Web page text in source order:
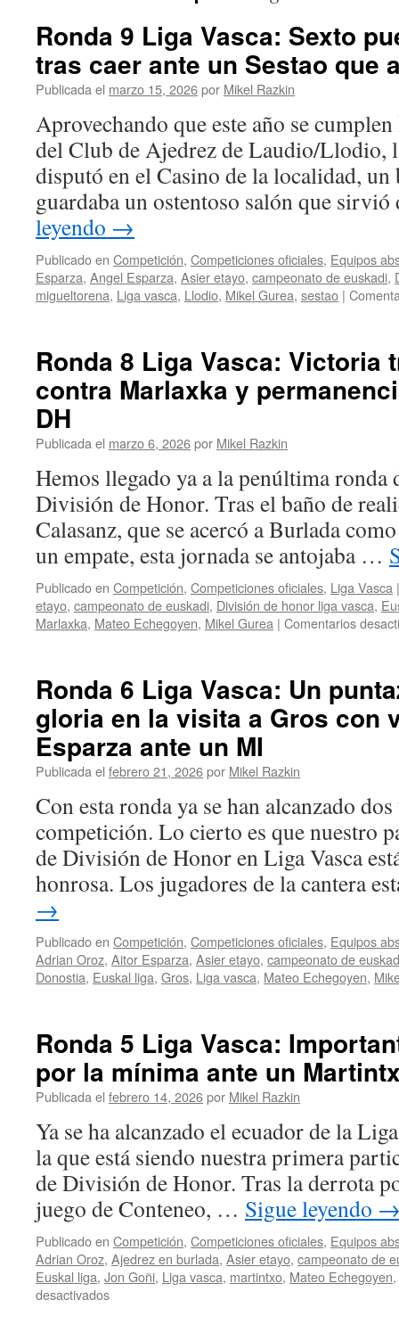
Ronda 9 Liga Vasca: Sexto
tras caer ante un Sestao que
Publicada el marzo 15, 2026por Mikel Razkin
Aprovechando que este año se
del Club de Ajedrez de Laudio/Llodio,
disputó en el Casino de la localidad, un
guardaba un ostentoso salón que
leyendo →
Publicado en Competición, Competiciones oficiales, Equipos
Esparza, Angel Esparza, Asier etayo, campeonato de euskadi,
migueltorena, Liga vasca, Llodio, Mikel Gurea, sestao |
Ronda 8 Liga Vasca: Victoria
contra Marlaxka y
DH
Publicada el marzo 6, 2026por Mikel Razkin
Hemos llegado ya a la penúltima ronda
División de Honor. Tras el baño de
Calasanz, que se acercó a Burlada
un empate, esta jornada se antojaba …
Publicado en Competición, Competiciones oficiales, Liga Vasca |
etayo, campeonato de euskadi, División de honor liga vasca,
Marlaxka, Mateo Echegoyen, Mikel Gurea | Comentarios
Ronda 6 Liga Vasca: Un
gloria en la visita a Gros con
Esparza ante un MI
Publicada el febrero 21, 2026por Mikel Razkin
Con esta ronda ya se han alcanzado
competición. Lo cierto es que nuestro
de División de Honor en Liga Vasca
honrosa. Los jugadores de la cantera
→
Publicado en Competición, Competiciones oficiales, Equipos
Adrian Oroz, Aitor Esparza, Asier etayo, campeonato de
Donostia, Euskal liga, Gros, Liga vasca, Mateo Echegoyen,
Ronda 5 Liga Vasca:
por la mínima ante un
Publicada el febrero 14, 2026por Mikel Razkin
Ya se ha alcanzado el ecuador de la
la que está siendo nuestra primera
de División de Honor. Tras la derrota
juego de Conteneo, … Sigue leyendo
Publicado en Competición, Competiciones oficiales, Equipos
Adrian Oroz, Ajedrez en burlada, Asier etayo, campeonato de
Euskal liga, Jon Goñi, Liga vasca, martintxo, Mateo Echegoyen,
desactivadosen